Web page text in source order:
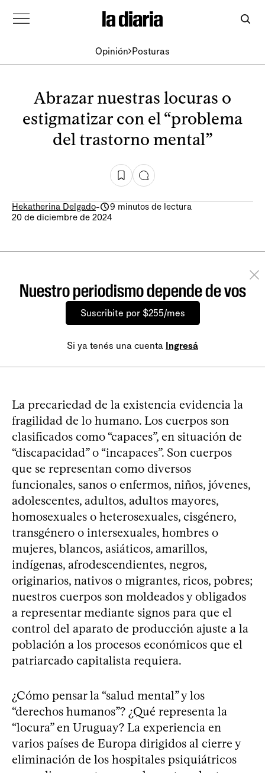
Opinión Posturas
Abrazar nuestras locuras o
estigmatizar con el “problema
del trastorno mental”
Hekatherina Delgado-
9 minutos de lectura
20 de diciembre de 2024
Nuestro periodismo depende de vos
Suscribite por $255/mes
Si ya tenés una cuenta Ingresá
La precariedad de la existencia evidencia la
fragilidad de lo humano. Los cuerpos son
clasificados como “capaces”, en situación de
“discapacidad” o “incapaces”. Son cuerpos
que se representan como diversos
funcionales, sanos o enfermos, niños, jóvenes,
adolescentes, adultos, adultos mayores,
homosexuales o heterosexuales, cisgénero,
transgénero o intersexuales, hombres o
mujeres, blancos, asiáticos, amarillos,
indígenas, afrodescendientes, negros,
originarios, nativos o migrantes, ricos, pobres;
nuestros cuerpos son moldeados y obligados
a representar mediante signos para que el
control del aparato de producción ajuste a la
población a los procesos económicos que el
patriarcado capitalista requiera.
¿Cómo pensar la “salud mental” y los
“derechos humanos”? ¿Qué representa la
“locura” en Uruguay? La experiencia en
varios países de Europa dirigidos al cierre y
eliminación de los hospitales psiquiátricos